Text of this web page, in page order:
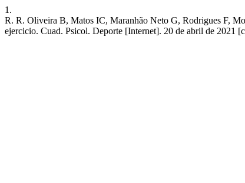
1.
R. R. Oliveira B, Matos IC, Maranhão Neto G, Rodrigues F,
ejercicio. Cuad. Psicol. Deporte [Internet]. 20 de abril de 2021